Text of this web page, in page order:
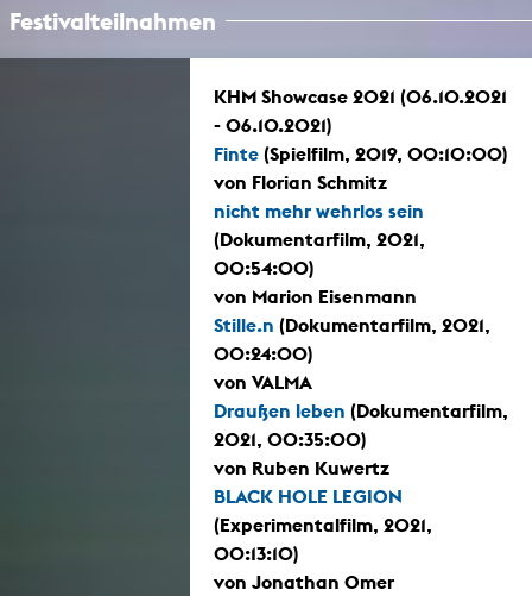
Festivalteilnahmen
KHM Showcase 2021 (06.10.2021
- 06.10.2021)
Finte (Spielfilm, 2019, 00:10:00)
von Florian Schmitz
nicht mehr wehrlos sein
(Dokumentarfilm, 2021,
00:54:00)
von Marion Eisenmann
Stille.n (Dokumentarfilm, 2021,
00:24:00)
von VALMA
Draußen leben (Dokumentarfilm,
2021, 00:35:00)
von Ruben Kuwertz
BLACK HOLE LEGION
(Experimentalfilm, 2021,
00:13:10)
von Jonathan Omer